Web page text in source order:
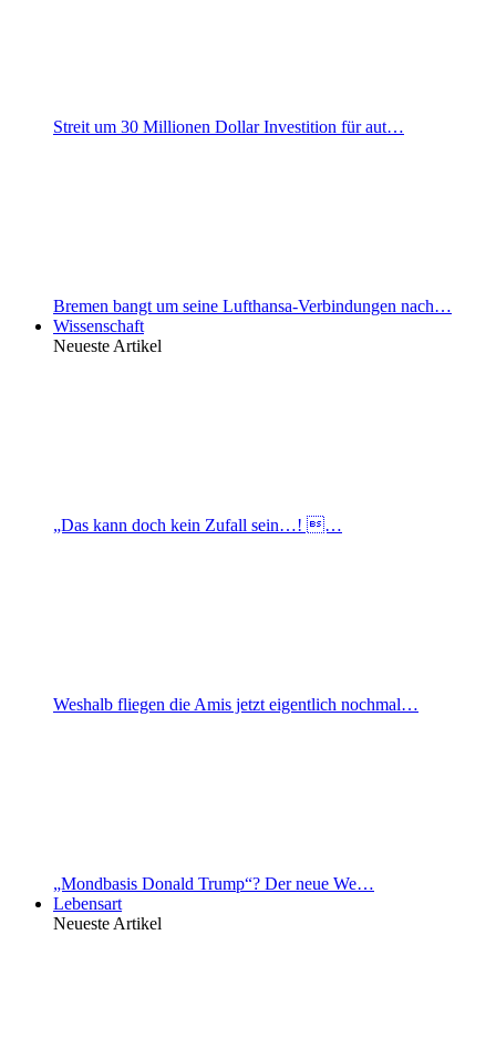
Streit um 30 Millionen Dollar Investition für aut…
Bremen bangt um seine Lufthansa-Verbindungen nach…
Wissenschaft
Neueste Artikel
„Das kann doch kein Zufall sein…! …
Weshalb fliegen die Amis jetzt eigentlich nochmal…
„Mondbasis Donald Trump“? Der neue We…
Lebensart
Neueste Artikel